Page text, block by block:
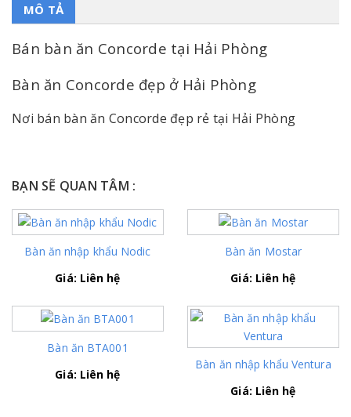
MÔ TẢ
Bán bàn ăn Concorde tại Hải Phòng
Bàn ăn Concorde đẹp ở Hải Phòng
Nơi bán bàn ăn Concorde đẹp rẻ tại Hải Phòng
BẠN SẼ QUAN TÂM :
Bàn ăn nhập khẩu Nodic
Giá: Liên hệ
Bàn ăn Mostar
Giá: Liên hệ
Bàn ăn BTA001
Giá: Liên hệ
Bàn ăn nhập khẩu Ventura
Giá: Liên hệ